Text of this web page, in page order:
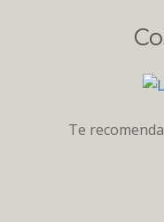
Te